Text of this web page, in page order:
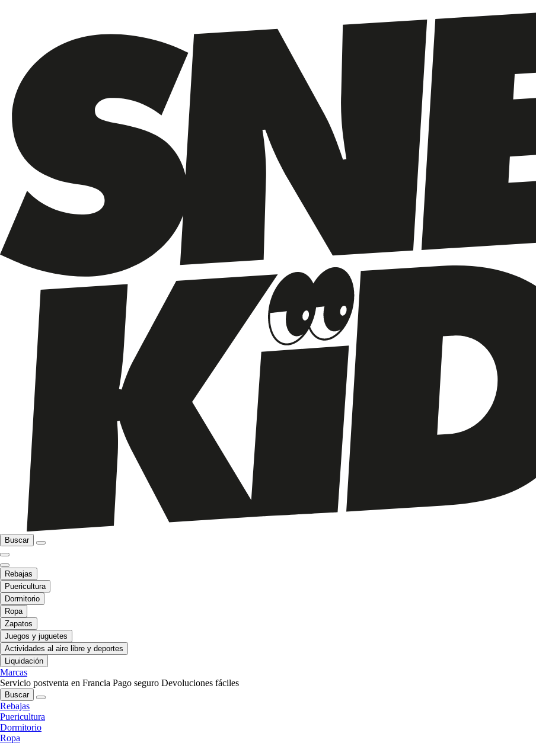
Buscar
Rebajas
Puericultura
Dormitorio
Ropa
Zapatos
Juegos y juguetes
Actividades al aire libre y deportes
Liquidación
Marcas
Servicio postventa en Francia Pago seguro Devoluciones fáciles
Buscar
Rebajas
Puericultura
Dormitorio
Ropa